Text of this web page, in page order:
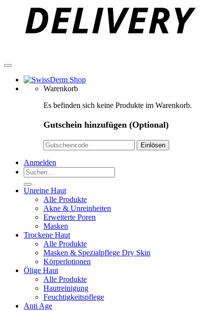
Warenkorb
Es befinden sich keine Produkte im Warenkorb.
Gutschein hinzufügen (Optional)
Anmelden
Suchen
nach:
Unreine Haut
Alle Produkte
Akne & Unreinheiten
Erweiterte Poren
Masken
Trockene Haut
Alle Produkte
Masken & Spezialpflege Dry Skin
Körperlotionen
Ölige Haut
Alle Produkte
Hautreinigung
Feuchtigkeitspflege
Anti Age